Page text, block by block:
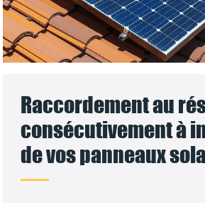
Raccordement au
consécutivement à
de vos panneaux